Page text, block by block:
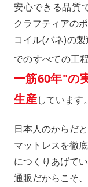
安心できる品質
クラフティアの
コイル(バネ)の
でのすべての工
一筋60年"の
生産しています。
日本人のからだ
マットレスを徹
につくりあげて
通販だからこそ